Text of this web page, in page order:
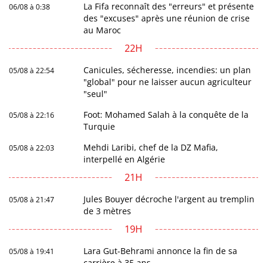
06/08 à 0:38
La Fifa reconnaît des "erreurs" et présente
des "excuses" après une réunion de crise
au Maroc
22H
05/08 à 22:54
Canicules, sécheresse, incendies: un plan
"global" pour ne laisser aucun agriculteur
"seul"
05/08 à 22:16
Foot: Mohamed Salah à la conquête de la
Turquie
05/08 à 22:03
Mehdi Laribi, chef de la DZ Mafia,
interpellé en Algérie
21H
05/08 à 21:47
Jules Bouyer décroche l'argent au tremplin
de 3 mètres
19H
05/08 à 19:41
Lara Gut-Behrami annonce la fin de sa